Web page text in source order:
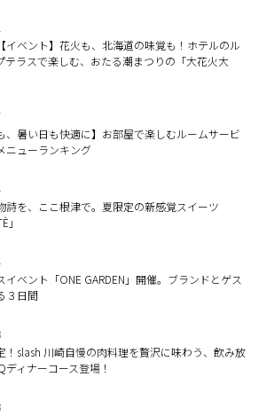
イベント】花火も、北海道の味覚も！ホテルのル
テラスで楽しむ、おたる潮まつりの「大花火大
、暑い日も快適に】お部屋で楽しむルームサービ
ューランキング
詩を、ここ根津で。夏限定の新感覚スイーツ
」
イベント「ONE GARDEN」開催。ブランドとゲス
３日間
！slash 川崎自慢の肉料理を贅沢に味わう、飲み放
ディナーコース登場！